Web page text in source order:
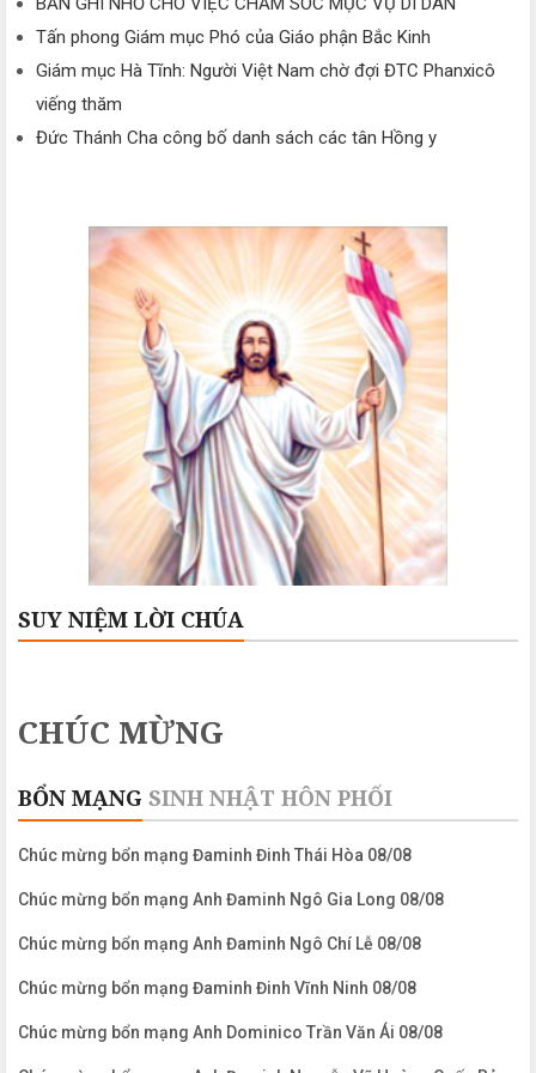
Tấn phong Giám mục Phó của Giáo phận Bắc Kinh
Giám mục Hà Tĩnh: Người Việt Nam chờ đợi ĐTC Phanxicô
viếng thăm
Đức Thánh Cha công bố danh sách các tân Hồng y
SUY NIỆM LỜI CHÚA
CHÚC MỪNG
BỔN MẠNG SINH NHẬT HÔN PHỐI
Chúc mừng bổn mạng Đaminh Đinh Thái Hòa 08/08
Chúc mừng bổn mạng Anh Đaminh Ngô Gia Long 08/08
Chúc mừng bổn mạng Anh Đaminh Ngô Chí Lễ 08/08
Chúc mừng bổn mạng Đaminh Đinh Vĩnh Ninh 08/08
Chúc mừng bổn mạng Anh Dominico Trần Văn Ái 08/08